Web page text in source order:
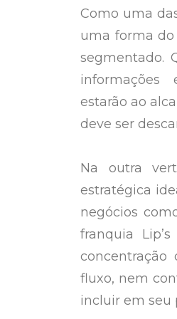
Como uma
uma forma
segmentado.
informações
estarão ao
deve ser
Na outra
estratégica
negócios
franquia
fluxo, nem
incluir em seu